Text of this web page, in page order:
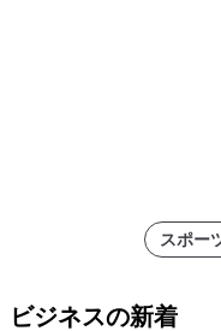
スポー
ビジネスの新着